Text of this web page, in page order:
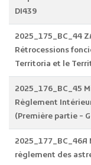
DI439
2025_175_BC_44
Rétrocessions
Territoria et le
2025_176_BC_45
Règlement
(Première partie -
2025_177_BC_46A
règlement des